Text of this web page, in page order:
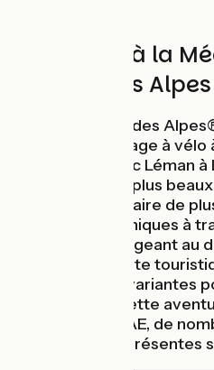
Du Léman à la
vélo par les Alpes
Route des Grandes
formidable voyage à
françaises du lac Léman
passant par les plus
Alpes, cet itinéraire de
des routes mythiques à
Ce parcours exigeant au
emprunte la route
avec plusieurs variantes
(ou l'inverse). Cette
s'envisager à VAE, de
recharge sont présentes